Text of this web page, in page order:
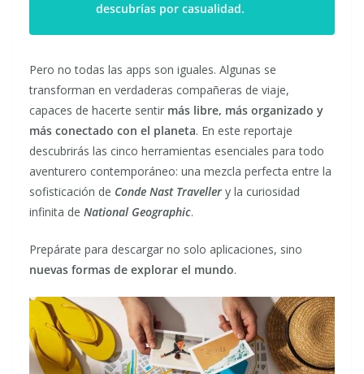
descubrías por casualidad.
Pero no todas las apps son iguales. Algunas se
transforman en verdaderas compañeras de viaje,
capaces de hacerte sentir más libre, más organizado y
más conectado con el planeta. En este reportaje
descubrirás las cinco herramientas esenciales para todo
aventurero contemporáneo: una mezcla perfecta entre la
sofisticación de Conde Nast Traveller y la curiosidad
infinita de National Geographic.
Prepárate para descargar no solo aplicaciones, sino
nuevas formas de explorar el mundo.